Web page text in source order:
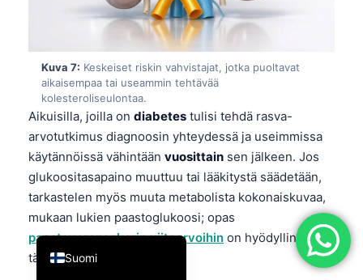
Kuva 7: Keskeiset riskin vahvistajat, jotka puoltavat
aikaisempaa tai useammin tehtävää
kolesteroliseulontaa.
Aikuisilla, joilla on diabetes tulisi tehdä rasva-
arvotutkimus diagnoosin yhteydessä ja useimmissa
käytännöissä vähintään vuosittain sen jälkeen. Jos
glukoositasapaino muuttuu tai lääkitystä säädetään,
tarkastelen myös muuta metabolista kokonaiskuvaa,
mukaan lukien paastoglukoosi; opas
paastoverensokerin viitearvoihin on hyödyllinen
tässä. Suomi
Deutsch
العربية
Français
עִבְרִית
Italiano
Español
Ελληνικά